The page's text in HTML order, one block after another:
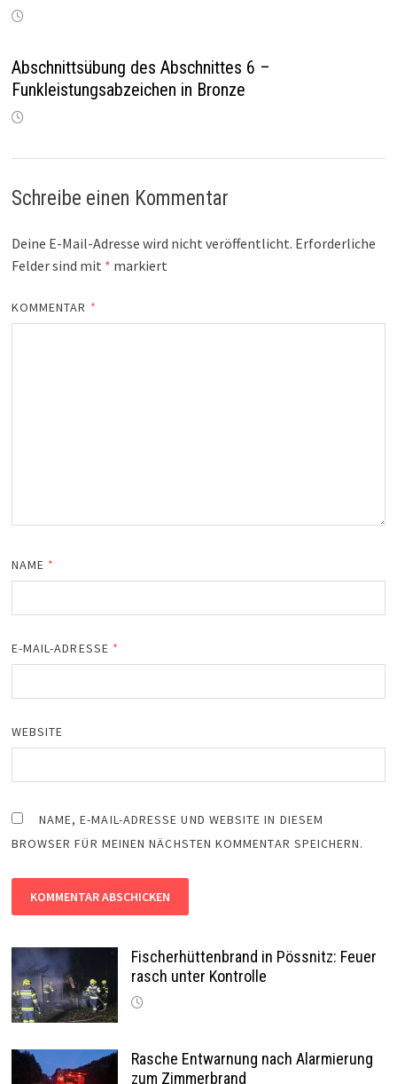
Abschnittsübung des Abschnittes 6 –
Funkleistungsabzeichen in Bronze
Schreibe einen Kommentar
Deine E-Mail-Adresse wird nicht veröffentlicht. Erforderliche
Felder sind mit * markiert
KOMMENTAR *
NAME *
E-MAIL-ADRESSE *
WEBSITE
NAME, E-MAIL-ADRESSE UND WEBSITE IN DIESEM
BROWSER FÜR MEINEN NÄCHSTEN KOMMENTAR SPEICHERN.
Fischerhüttenbrand in Pössnitz: Feuer
rasch unter Kontrolle
Rasche Entwarnung nach Alarmierung
zum Zimmerbrand